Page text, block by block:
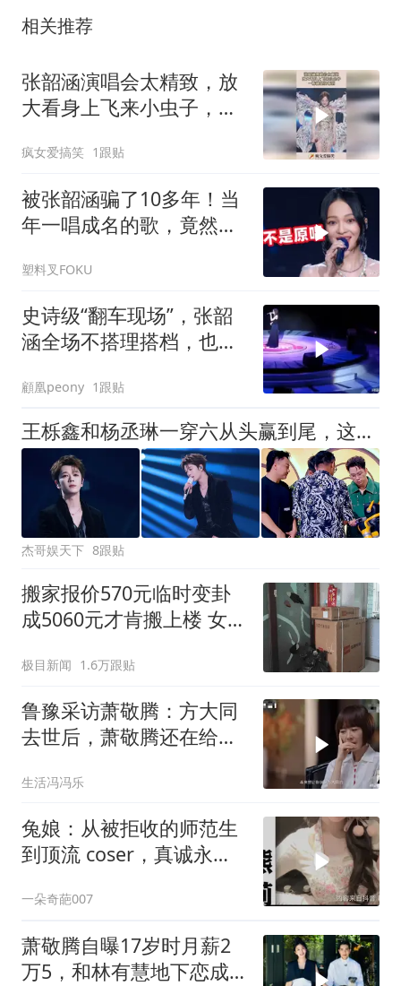
相关推荐
张韶涵演唱会太精致，放
大看身上飞来小虫子，一
疯女爱搞笑 1跟贴
被张韶涵骗了10多年！当
年一唱成名的歌，竟然是
塑料叉FOKU
史诗级“翻车现场”，张韶
涵全场不搭理搭档，也不
顧凰peony 1跟贴
王栎鑫和杨丞琳一穿六从头赢到尾，这是对《天赐7》最大的打脸
杰哥娱天下 8跟贴
搬家报价570元临时变卦
成5060元才肯搬上楼 女子
极目新闻 1.6万跟贴
鲁豫采访萧敬腾：方大同
去世后，萧敬腾还在给方
生活冯冯乐
兔娘：从被拒收的师范生
到顶流 coser，真诚永远
一朵奇葩007
萧敬腾自曝17岁时月薪2
万5，和林有慧地下恋成